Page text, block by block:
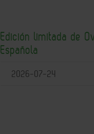
Edición limitada de
Española
2026-07-24